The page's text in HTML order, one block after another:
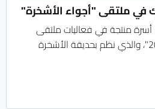
شاركت 18 أسرة منتجة في فعاليات ملتقى
"أجواء الأشخرة الرابع 2026"، والذي نظم بحديقة الأشخرة